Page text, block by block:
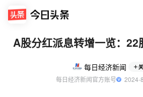
A股分红派息转增一览：22
每日经济新闻
每日经济新闻官方账号